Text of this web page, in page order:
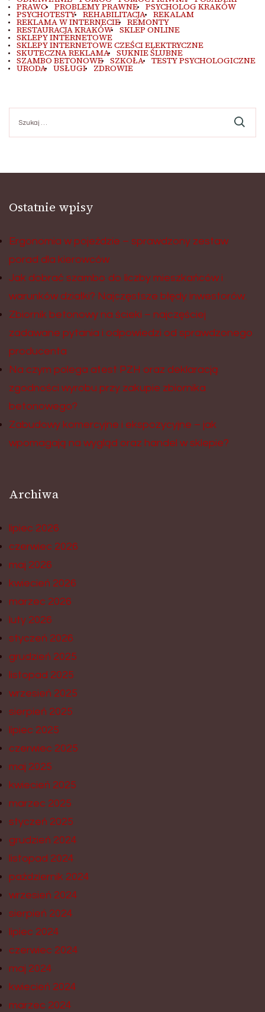
PRAWO PROBLEMY PRAWNE PSYCHOLOG KRAKÓW
PSYCHOTESTY REHABILITACJA REKALAM
REKLAMA W INTERNECIE REMONTY
RESTAURACJA KRAKÓW SKLEP ONLINE
SKLEPY INTERNETOWE
SKLEPY INTERNETOWE CZEŚCI ELEKTRYCZNE
SKUTECZNA REKLAMA SUKNIE ŚLUBNE
SZAMBO BETONOWE SZKOŁA TESTY PSYCHOLOGICZNE
URODA USŁUGI ZDROWIE
Ostatnie wpisy
Ergonomia w pojeździe – sprawdzony zestaw
porad dla kierowców
Jak dobrać szambo do liczby mieszkańców i
warunków działki? Najczęstsze błędy inwestorów.
Zbiornik betonowy na ścieki – najczęściej
zadawane pytania i odpowiedzi od sprawdzonego
producenta
Na czym polega atest PZH oraz deklaracją
zgodności wyrobu przy zakupie zbiornika
betonowego?
Zabudowy komercyjne i ekspozycyjne – jak
wpomagają na wygląd oraz handel w sklepie?
Archiwa
lipiec 2026
czerwiec 2026
maj 2026
kwiecień 2026
marzec 2026
luty 2026
styczeń 2026
grudzień 2025
listopad 2025
wrzesień 2025
sierpień 2025
lipiec 2025
czerwiec 2025
maj 2025
kwiecień 2025
marzec 2025
styczeń 2025
grudzień 2024
listopad 2024
październik 2024
wrzesień 2024
sierpień 2024
lipiec 2024
czerwiec 2024
maj 2024
kwiecień 2024
marzec 2024